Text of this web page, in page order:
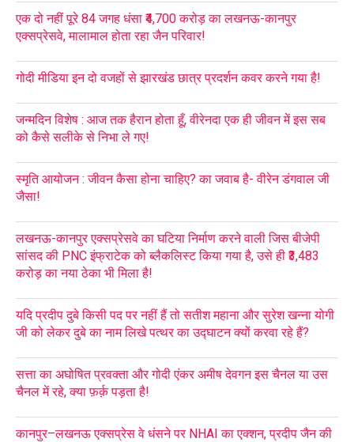
एक दो नहीं पूरे 84 जगह धंसा ₹4,700 करोड़ का लखनऊ-कानपुर
एक्सप्रेसवे, मालामाल होता रहा जैन परिवार!
गोदी मीडिया इन दो वजहों से झारखंड छात्र प्रदर्शन कवर करने गया है!
जन्मदिन विशेष : आज तक हैरान होता हूँ, वीरेनदा एक ही जीवन में इस सब
को कैसे सलीके से निभा ले गए!
स्मृति आयोजन : जीवन कैसा होना चाहिए? का जवाब है- वीरेन डंगवाल जी
जैसा!
लखनऊ-कानपुर एक्सप्रेसवे का घटिया निर्माण करने वाली जिस बीजेपी
सांसद की PNC इंफ्राटेक को ब्लैकलिस्ट किया गया है, उसे ही ₹3,483
करोड़ का नया ठेका भी मिला है!
यदि प्रदीप दुबे किसी पद पर नहीं हैं तो सतीश महाना और सुरेश खन्ना योगी
जी को लेकर दुबे का नाम लिखे पत्थर का उद्घाटन क्यों करवा रहे हैं?
सत्ता का अघोषित प्रवक्ता और गोदी एंकर अमीष देवगन इस चैनल या उस
चैनल में रहे, क्या फ़र्क़ पड़ता है!
कानपुर–लखनऊ एक्सप्रेस वे धंसने पर NHAI का एक्शन, प्रदीप जैन की